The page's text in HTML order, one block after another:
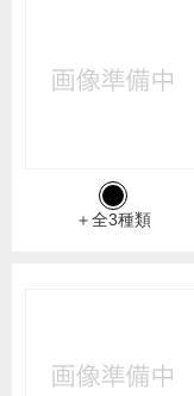
＋全3種類